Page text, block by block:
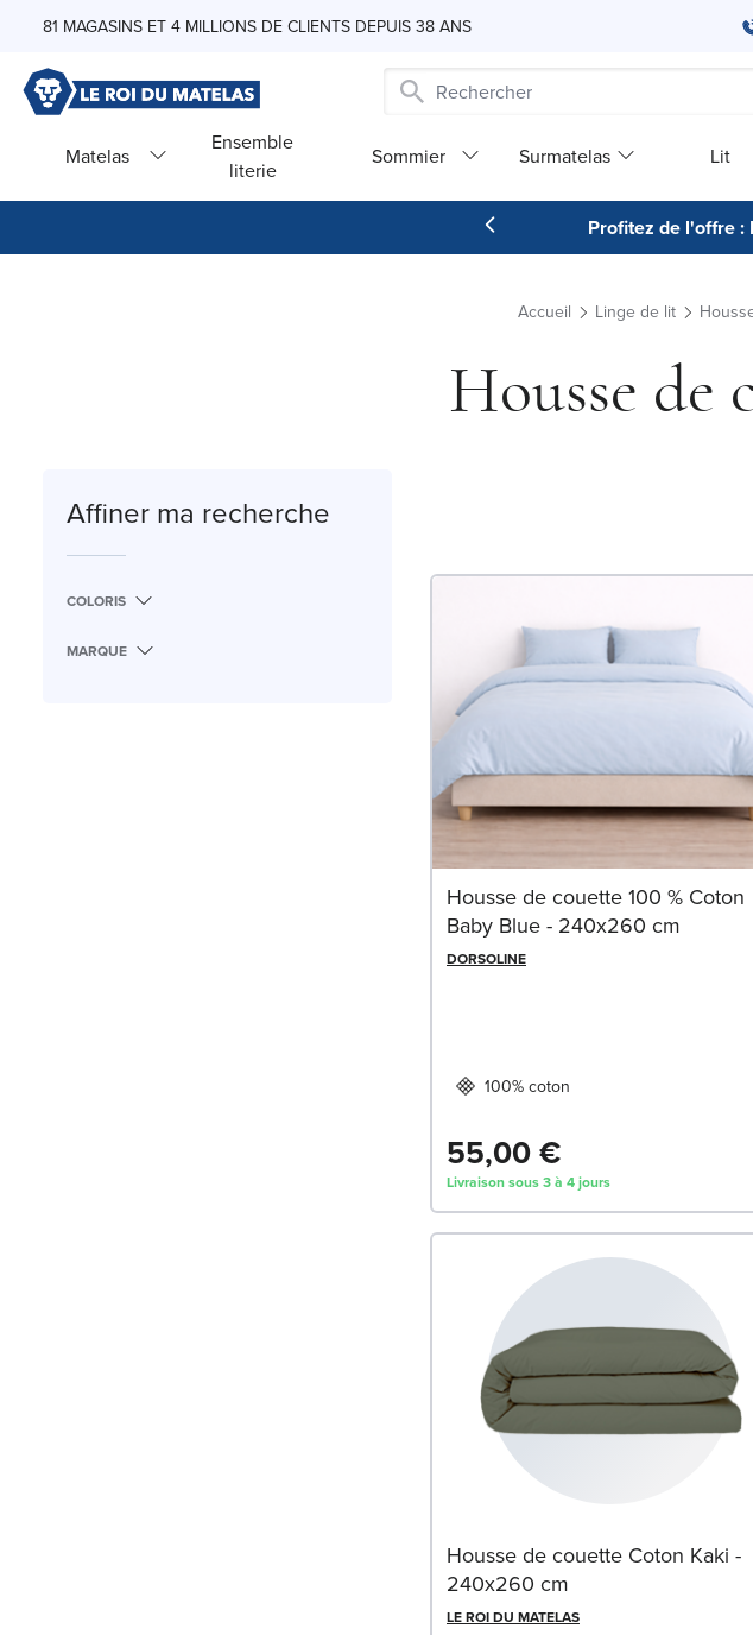
81 MAGASINS ET 4 MILLIONS DE CLIENTS DEPUIS 38 ANS
Matelas
Ensemble
literie
Sommier Surmatelas Lit
Profitez de l'offre :
Accueil Linge de lit
Housse de
Affiner ma recherche
COLORIS
MARQUE
Housse de couette 100 % Coton
Baby Blue - 240x260 cm
DORSOLINE
100% coton
55,00 €
Livraison sous 3 à 4 jours
Housse de couette Coton Kaki -
240x260 cm
LE ROI DU MATELAS